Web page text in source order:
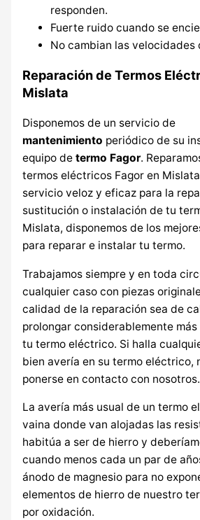
responden.
Fuerte ruido cuando se
No cambian las velocidades
Reparación de Termos
Mislata
Disponemos de un servicio de
mantenimiento periódico de su
equipo de termo Fagor.
termos eléctricos Fagor en
servicio veloz y eficaz para la
sustitución o instalación de tu
Mislata, disponemos de los
para reparar e instalar tu termo.
Trabajamos siempre y en toda
cualquier caso con piezas
calidad de la reparación sea de
prolongar considerablemente
tu termo eléctrico. Si halla
bien avería en su termo eléctrico,
ponerse en contacto con nosotros.
La avería más usual de un termo
vaina donde van alojadas las
habitúa a ser de hierro y
cuando menos cada un par de
ánodo de magnesio para no
elementos de hierro de nuestro
por oxidación.